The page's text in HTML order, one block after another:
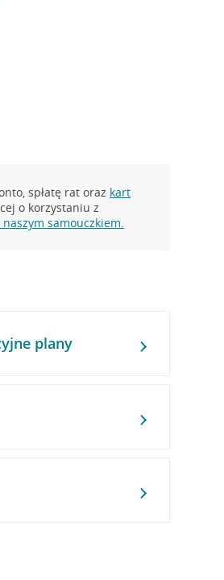
spłatę rat oraz kart
o korzystaniu z
samouczkiem.
plany